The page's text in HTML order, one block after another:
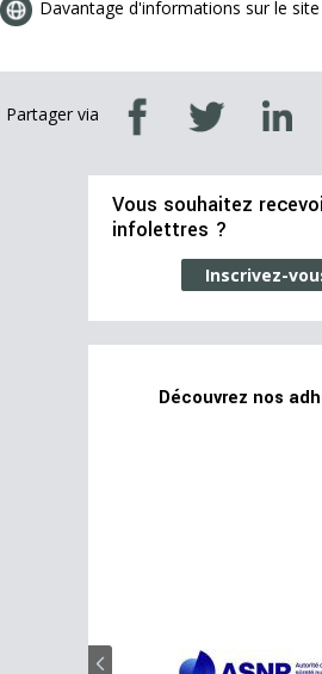
Davantage d'informations sur le site
Partager via
Vous souhaitez
infolettres ?
Inscrivez-
Découvrez nos